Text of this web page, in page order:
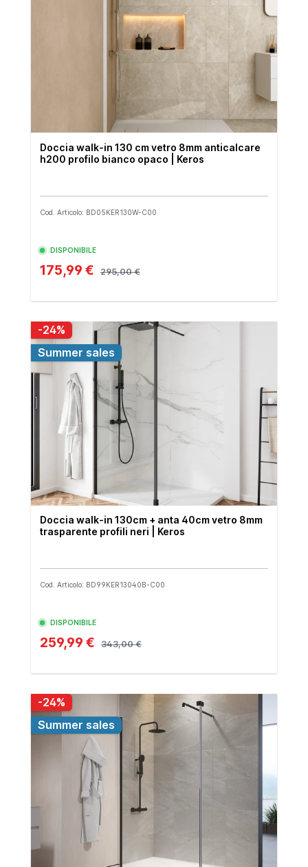
Doccia walk-in 130 cm vetro 8mm anticalcare
h200 profilo bianco opaco | Keros
Cod. Articolo: BD05KER130W-C00
DISPONIBILE
175,99 € 295,00 €
-24%
Summer sales
Doccia walk-in 130cm + anta 40cm vetro 8mm
trasparente profili neri | Keros
Cod. Articolo: BD99KER13040B-C00
DISPONIBILE
259,99 € 343,00 €
-24%
Summer sales